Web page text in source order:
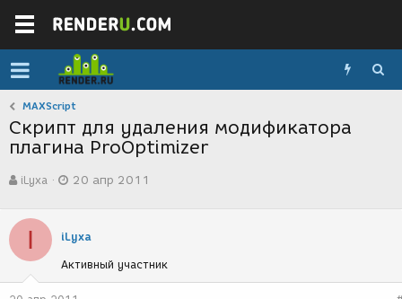
MAXScript
Скрипт для удаления модификатора
плагина ProOptimizer
в
о
е
м
iLyxa
а
с
з
д
20 апр 2011
I iLyxa
Активный участник